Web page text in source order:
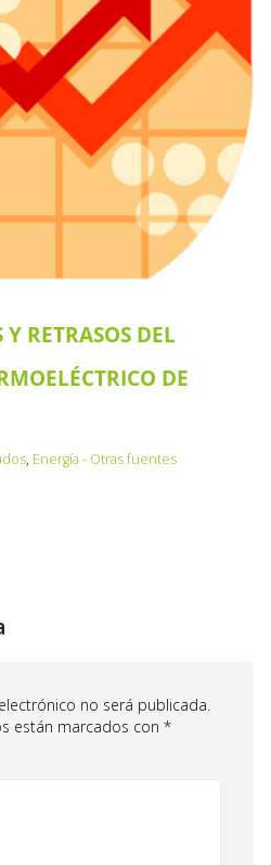
RETRASOS DEL
DE
, Energía - Otras fuentes
no será publicada.
están marcados con *